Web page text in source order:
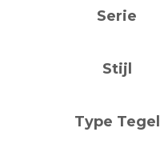
Serie
Stijl
Type Tegel